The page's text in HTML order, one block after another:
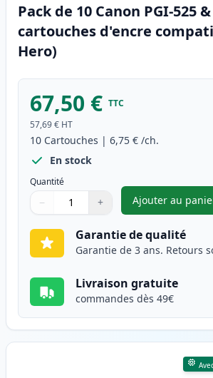
Pack de 10 Canon PGI-525
cartouches d'encre
Hero)
67,50 € TTC
57,69 € HT
10 Cartouches | 6,75 € /ch.
En stock
Quantité
Quantité
Utilisez les boutons pour ajuster
− +
Quantité
Ajouter au
,Pack
Garantie de qualité
Garantie de 3 ans. Retours
Livraison gratuite
commandes dès 49€